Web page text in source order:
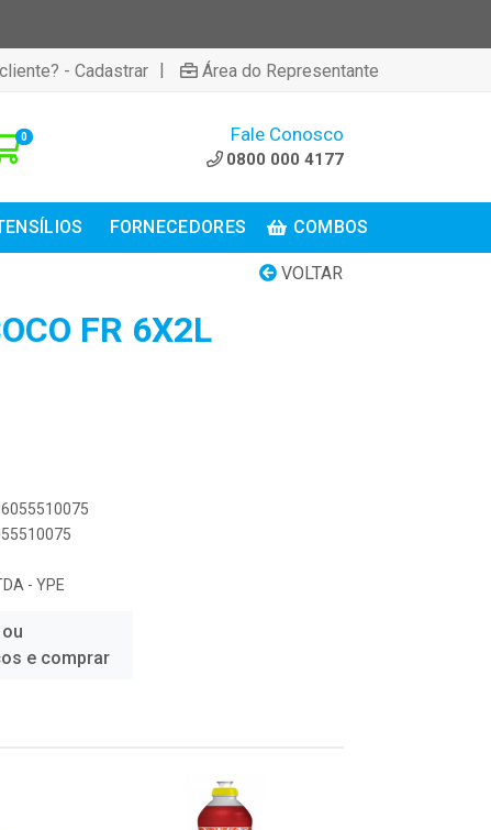
- Cadastrar | Área do Representante
0 Fale Conosco
0800 000 4177
FORNECEDORES COMBOS
VOLTAR
FR 6X2L
- YPE
e comprar